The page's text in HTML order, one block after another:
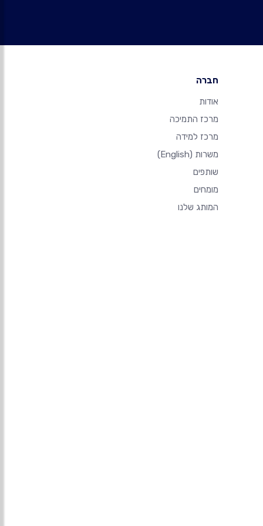
חברה
אודות
מרכז התמיכה
מרכז למידה
משרות (English)
שותפים
מומחים
המותג שלנו